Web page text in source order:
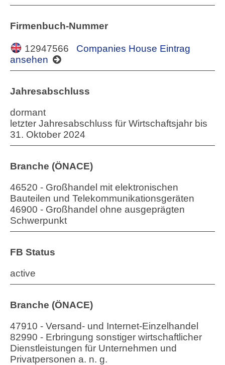
Firmenbuch-Nummer
12947566
Companies House Eintrag
ansehen
Jahresabschluss
dormant
letzter Jahresabschluss für Wirtschaftsjahr bis
31. Oktober 2024
Branche (ÖNACE)
46520 - Großhandel mit elektronischen
Bauteilen und Telekommunikationsgeräten
46900 - Großhandel ohne ausgeprägten
Schwerpunkt
FB Status
active
Branche (ÖNACE)
47910 - Versand- und Internet-Einzelhandel
82990 - Erbringung sonstiger wirtschaftlicher
Dienstleistungen für Unternehmen und
Privatpersonen a. n. g.